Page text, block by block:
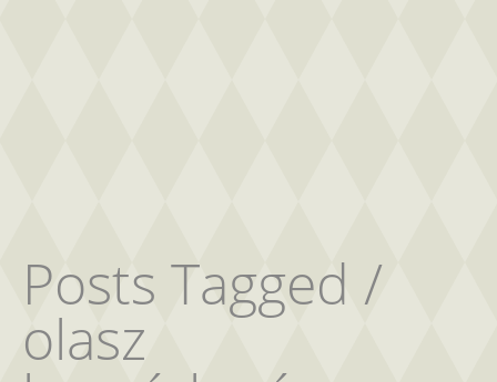
Posts Tagged /
olasz